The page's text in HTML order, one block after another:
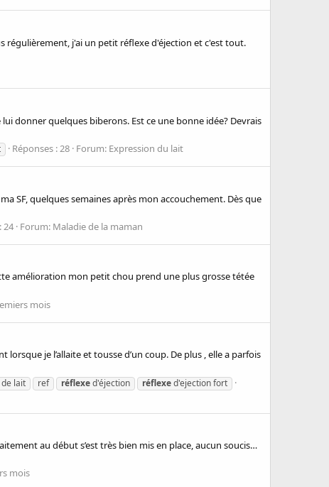
régulièrement, j'ai un petit réflexe d'éjection et c'est tout.
donner quelques biberons. Est ce une bonne idée? Devrais
Réponses : 28 Forum: Expression du lait
SF, quelques semaines après mon accouchement. Dès que
24 Forum: Maladie de la maman
amélioration mon petit chou prend une plus grosse tétée
mois
je l’allaite et tousse d’un coup. De plus , elle a parfois
lait ref réflexed'éjection réflexed'ejection fort
au début s’est très bien mis en place, aucun soucis…
mois